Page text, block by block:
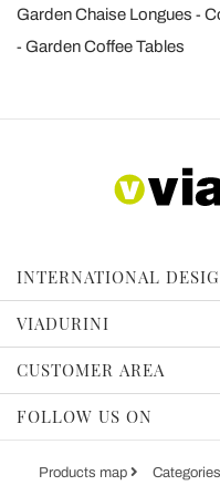
nostri partner che si
pubblicità e social
Garden Chaise Longues
Garden Coffee Tables
INTERNATIONAL
VIADURINI
CUSTOMER AREA
FOLLOW US ON
Products map